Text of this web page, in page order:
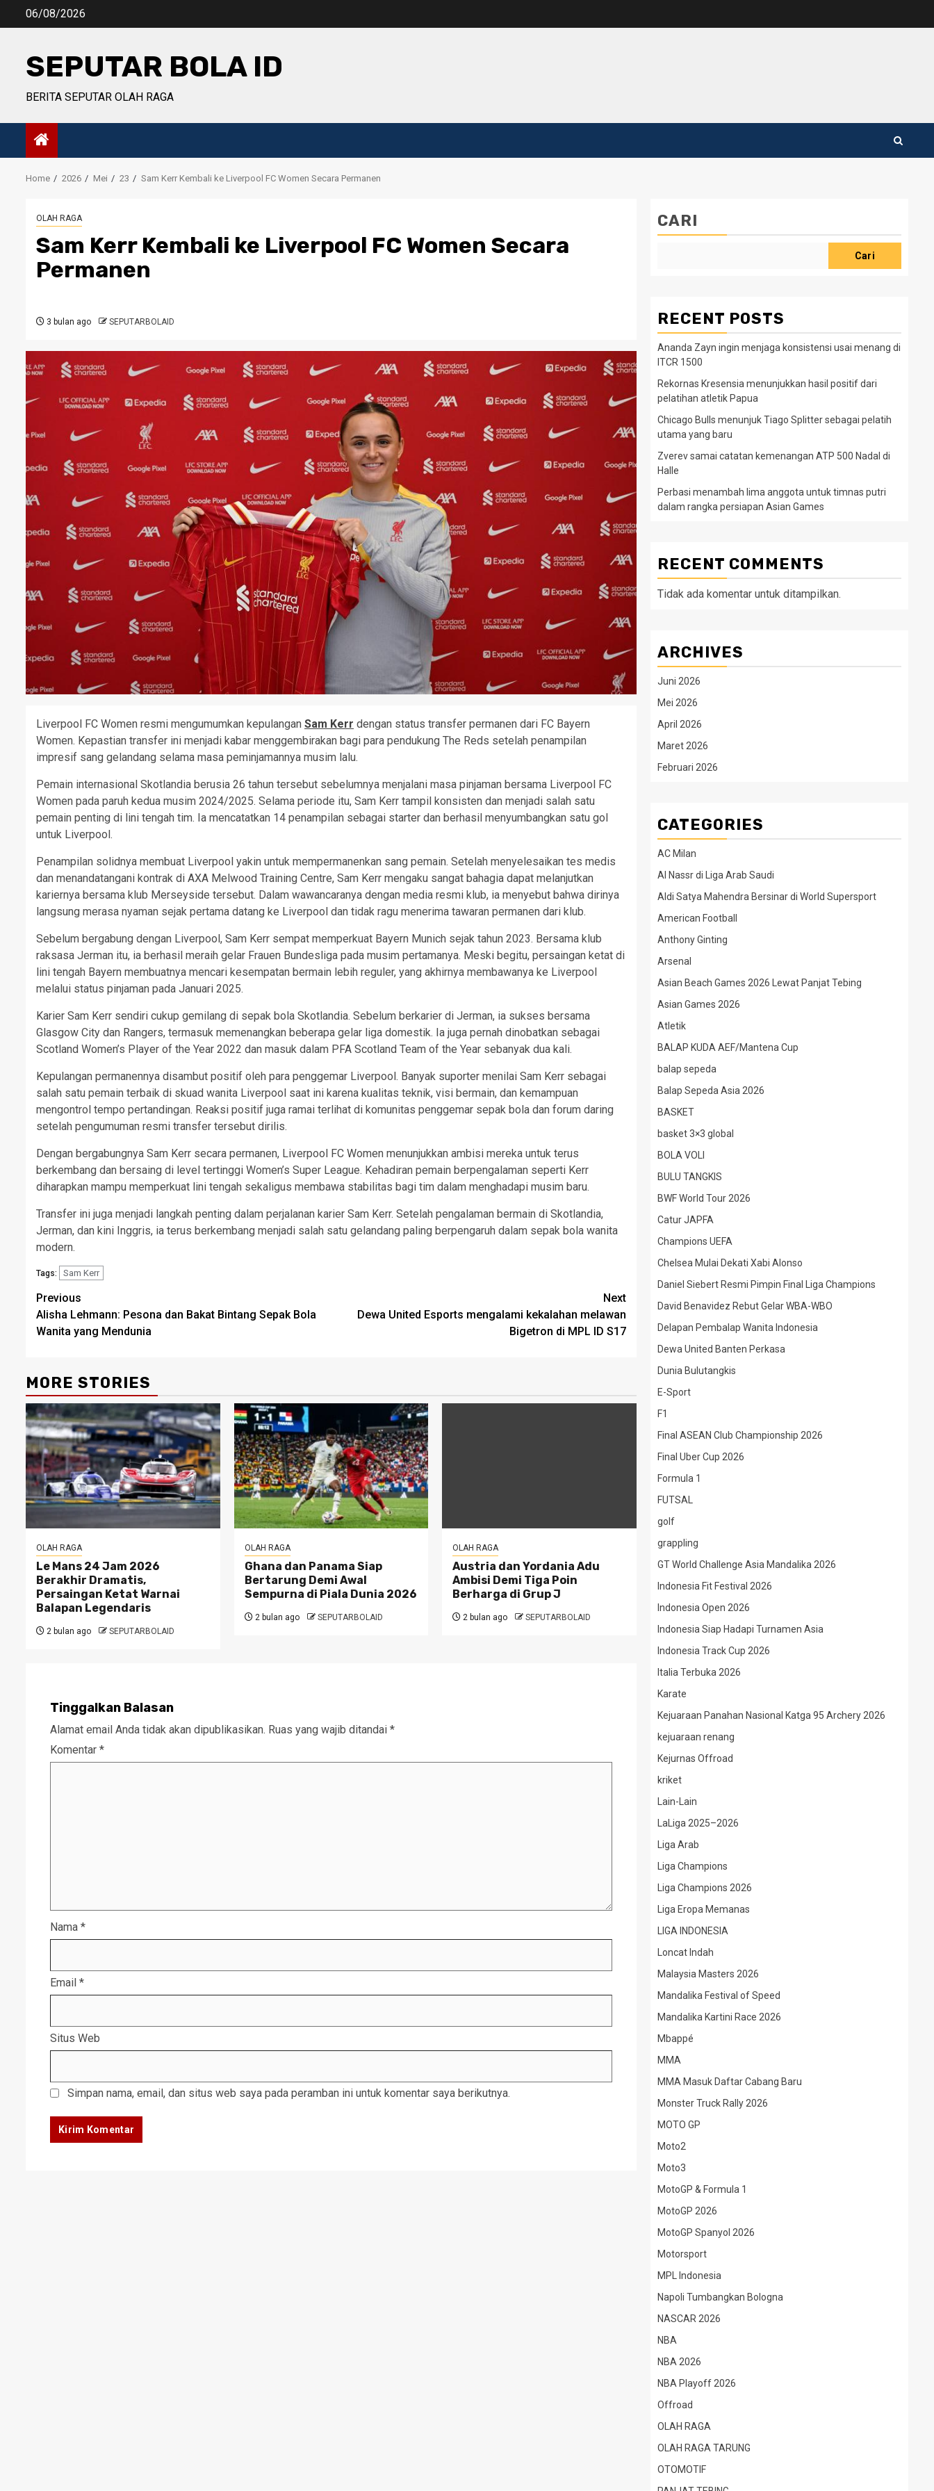
06/08/2026
SEPUTAR BOLA ID
BERITA SEPUTAR OLAH RAGA
Home 2026 Mei 23 Sam Kerr Kembali ke Liverpool FC Women Secara Permanen
OLAH RAGA
Sam Kerr Kembali ke Liverpool FC Women Secara
Permanen
3 bulan ago SEPUTARBOLAID
Liverpool FC Women resmi mengumumkan kepulangan Sam Kerr dengan status transfer permanen dari FC Bayern
Women. Kepastian transfer ini menjadi kabar menggembirakan bagi para pendukung The Reds setelah penampilan
impresif sang gelandang selama masa peminjamannya musim lalu.
Pemain internasional Skotlandia berusia 26 tahun tersebut sebelumnya menjalani masa pinjaman bersama Liverpool FC
Women pada paruh kedua musim 2024/2025. Selama periode itu, Sam Kerr tampil konsisten dan menjadi salah satu
pemain penting di lini tengah tim. Ia mencatatkan 14 penampilan sebagai starter dan berhasil menyumbangkan satu gol
untuk Liverpool.
Penampilan solidnya membuat Liverpool yakin untuk mempermanenkan sang pemain. Setelah menyelesaikan tes medis
dan menandatangani kontrak di AXA Melwood Training Centre, Sam Kerr mengaku sangat bahagia dapat melanjutkan
kariernya bersama klub Merseyside tersebut. Dalam wawancaranya dengan media resmi klub, ia menyebut bahwa dirinya
langsung merasa nyaman sejak pertama datang ke Liverpool dan tidak ragu menerima tawaran permanen dari klub.
Sebelum bergabung dengan Liverpool, Sam Kerr sempat memperkuat Bayern Munich sejak tahun 2023. Bersama klub
raksasa Jerman itu, ia berhasil meraih gelar Frauen Bundesliga pada musim pertamanya. Meski begitu, persaingan ketat di
lini tengah Bayern membuatnya mencari kesempatan bermain lebih reguler, yang akhirnya membawanya ke Liverpool
melalui status pinjaman pada Januari 2025.
Karier Sam Kerr sendiri cukup gemilang di sepak bola Skotlandia. Sebelum berkarier di Jerman, ia sukses bersama
Glasgow City dan Rangers, termasuk memenangkan beberapa gelar liga domestik. Ia juga pernah dinobatkan sebagai
Scotland Women’s Player of the Year 2022 dan masuk dalam PFA Scotland Team of the Year sebanyak dua kali.
Kepulangan permanennya disambut positif oleh para penggemar Liverpool. Banyak suporter menilai Sam Kerr sebagai
salah satu pemain terbaik di skuad wanita Liverpool saat ini karena kualitas teknik, visi bermain, dan kemampuan
mengontrol tempo pertandingan. Reaksi positif juga ramai terlihat di komunitas penggemar sepak bola dan forum daring
setelah pengumuman resmi transfer tersebut dirilis.
Dengan bergabungnya Sam Kerr secara permanen, Liverpool FC Women menunjukkan ambisi mereka untuk terus
berkembang dan bersaing di level tertinggi Women’s Super League. Kehadiran pemain berpengalaman seperti Kerr
diharapkan mampu memperkuat lini tengah sekaligus membawa stabilitas bagi tim dalam menghadapi musim baru.
Transfer ini juga menjadi langkah penting dalam perjalanan karier Sam Kerr. Setelah pengalaman bermain di Skotlandia,
Jerman, dan kini Inggris, ia terus berkembang menjadi salah satu gelandang paling berpengaruh dalam sepak bola wanita
modern.
Tags: Sam Kerr
Post
navigation
Previous
Alisha Lehmann: Pesona dan Bakat Bintang Sepak Bola
Wanita yang Mendunia
Next
Dewa United Esports mengalami kekalahan melawan
Bigetron di MPL ID S17
MORE STORIES
OLAH RAGA
Le Mans 24 Jam 2026
Berakhir Dramatis,
Persaingan Ketat Warnai
Balapan Legendaris
2 bulan ago SEPUTARBOLAID
OLAH RAGA
Ghana dan Panama Siap
Bertarung Demi Awal
Sempurna di Piala Dunia 2026
2 bulan ago SEPUTARBOLAID
OLAH RAGA
Austria dan Yordania Adu
Ambisi Demi Tiga Poin
Berharga di Grup J
2 bulan ago SEPUTARBOLAID
Tinggalkan Balasan
Alamat email Anda tidak akan dipublikasikan. Ruas yang wajib ditandai *
Komentar *
Nama *
Email *
Situs Web
Simpan nama, email, dan situs web saya pada peramban ini untuk komentar saya berikutnya.
CARI
Cari
RECENT POSTS
Ananda Zayn ingin menjaga konsistensi usai menang di
ITCR 1500
Rekornas Kresensia menunjukkan hasil positif dari
pelatihan atletik Papua
Chicago Bulls menunjuk Tiago Splitter sebagai pelatih
utama yang baru
Zverev samai catatan kemenangan ATP 500 Nadal di
Halle
Perbasi menambah lima anggota untuk timnas putri
dalam rangka persiapan Asian Games
RECENT COMMENTS
Tidak ada komentar untuk ditampilkan.
ARCHIVES
Juni 2026
Mei 2026
April 2026
Maret 2026
Februari 2026
CATEGORIES
AC Milan
Al Nassr di Liga Arab Saudi
Aldi Satya Mahendra Bersinar di World Supersport
American Football
Anthony Ginting
Arsenal
Asian Beach Games 2026 Lewat Panjat Tebing
Asian Games 2026
Atletik
BALAP KUDA AEF/Mantena Cup
balap sepeda
Balap Sepeda Asia 2026
BASKET
basket 3×3 global
BOLA VOLI
BULU TANGKIS
BWF World Tour 2026
Catur JAPFA
Champions UEFA
Chelsea Mulai Dekati Xabi Alonso
Daniel Siebert Resmi Pimpin Final Liga Champions
David Benavidez Rebut Gelar WBA-WBO
Delapan Pembalap Wanita Indonesia
Dewa United Banten Perkasa
Dunia Bulutangkis
E-Sport
F1
Final ASEAN Club Championship 2026
Final Uber Cup 2026
Formula 1
FUTSAL
golf
grappling
GT World Challenge Asia Mandalika 2026
Indonesia Fit Festival 2026
Indonesia Open 2026
Indonesia Siap Hadapi Turnamen Asia
Indonesia Track Cup 2026
Italia Terbuka 2026
Karate
Kejuaraan Panahan Nasional Katga 95 Archery 2026
kejuaraan renang
Kejurnas Offroad
kriket
Lain-Lain
LaLiga 2025–2026
Liga Arab
Liga Champions
Liga Champions 2026
Liga Eropa Memanas
LIGA INDONESIA
Loncat Indah
Malaysia Masters 2026
Mandalika Festival of Speed
Mandalika Kartini Race 2026
Mbappé
MMA
MMA Masuk Daftar Cabang Baru
Monster Truck Rally 2026
MOTO GP
Moto2
Moto3
MotoGP & Formula 1
MotoGP 2026
MotoGP Spanyol 2026
Motorsport
MPL Indonesia
Napoli Tumbangkan Bologna
NASCAR 2026
NBA
NBA 2026
NBA Playoff 2026
Offroad
OLAH RAGA
OLAH RAGA TARUNG
OTOMOTIF